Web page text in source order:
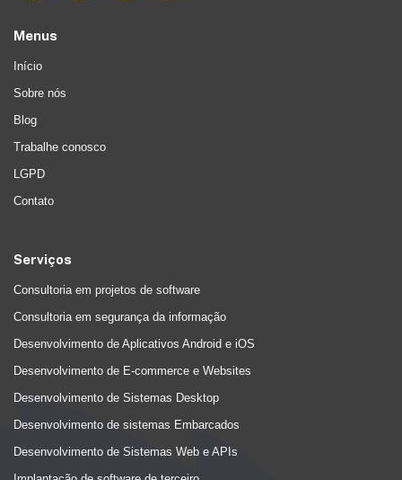
Menus
Início
Sobre nós
Blog
Trabalhe conosco
LGPD
Contato
Serviços
Consultoria em projetos de software
Consultoria em segurança da informação
Desenvolvimento de Aplicativos Android e iOS
Desenvolvimento de E-commerce e Websites
Desenvolvimento de Sistemas Desktop
Desenvolvimento de sistemas Embarcados
Desenvolvimento de Sistemas Web e APIs